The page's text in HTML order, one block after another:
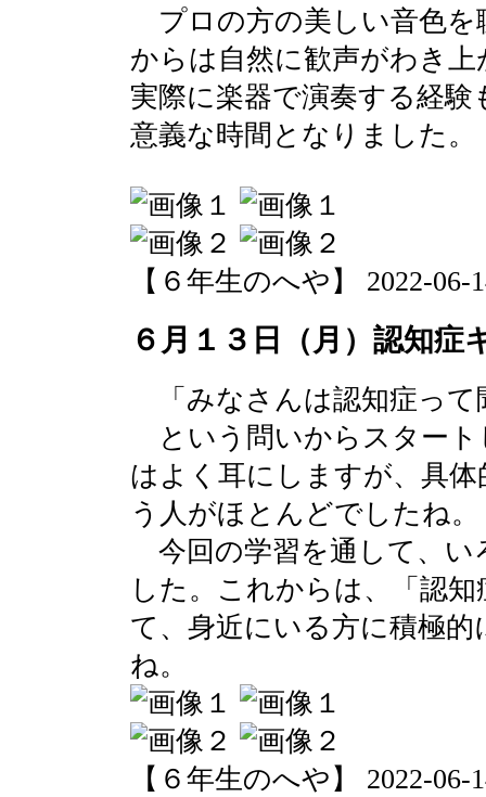
プロの方の美しい音色を
からは自然に歓声がわき
実際に楽器で演奏する経
意義な時間となりました。
【６年生のへや】 2022-06-
６月１３日（月）認知症
「みなさんは認知症って
という問いからスタート
はよく耳にしますが、具
う人がほとんどでしたね。
今回の学習を通して、い
した。これからは、「認
て、身近にいる方に積極
ね。
【６年生のへや】 2022-06-